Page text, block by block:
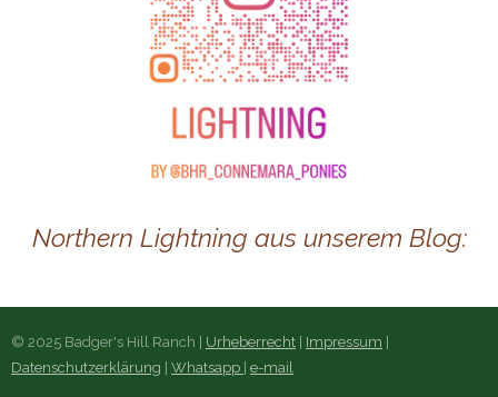
Northern Lightning aus unserem Blog:
© 2025 Badger's Hill Ranch | Urheberrecht Impressum
Datenschutzerklärung
Whatsapp e-mail